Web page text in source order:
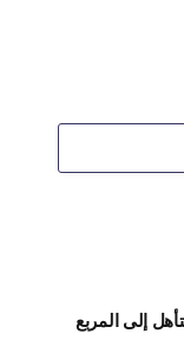
إلى المربع